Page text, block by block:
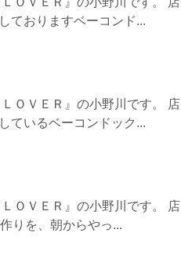
ておりますベーコンド...
ＯＶＥＲ』の小野川です。 店
ているベーコンドック...
ＯＶＥＲ』の小野川です。 店
りを、朝からやっ...